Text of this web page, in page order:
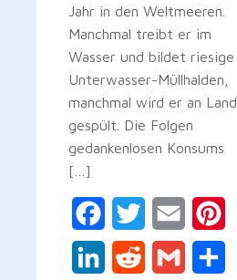
Jahr in den Weltmeeren.
Manchmal treibt er im
Wasser und bildet riesige
Unterwasser-Müllhalden,
manchmal wird er an Land
gespült. Die Folgen
gedankenlosen Konsums
[…]
FacebookTwitter Email
LinkedIn Reddit Gmail